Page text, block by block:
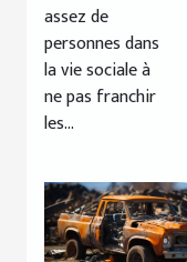
assez de
personnes dans
la vie sociale à
ne pas franchir
les...